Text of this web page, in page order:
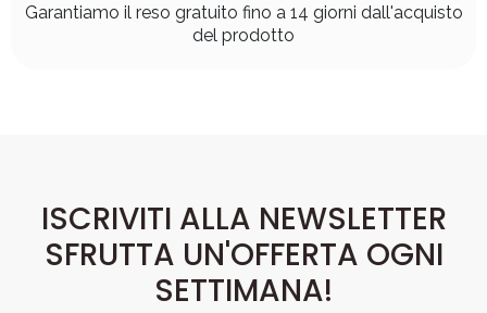
Garantiamo il reso gratuito fino a 14 giorni dall'acquisto
del prodotto
ISCRIVITI ALLA NEWSLETTER
SFRUTTA UN'OFFERTA OGNI
SETTIMANA!